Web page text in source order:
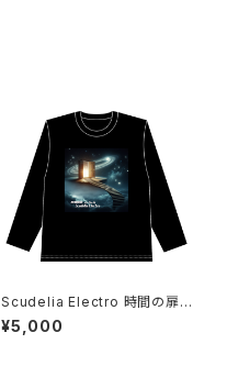
Scudelia Electro 時間の扉T
シャツ・長袖・ブラック
¥5,000